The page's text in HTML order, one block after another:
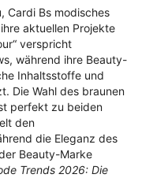
Cardi Bs modisches
aktuellen Projekte
verspricht
während ihre Beauty-
Inhaltsstoffe und
Die Wahl des braunen
perfekt zu beiden
den
die Eleganz des
Beauty-Marke
Trends 2026: Die